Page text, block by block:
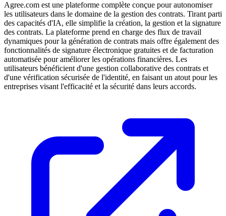
Agree.com est une plateforme complète conçue pour autonomiser
les utilisateurs dans le domaine de la gestion des contrats. Tirant parti
des capacités d'IA, elle simplifie la création, la gestion et la signature
des contrats. La plateforme prend en charge des flux de travail
dynamiques pour la génération de contrats mais offre également des
fonctionnalités de signature électronique gratuites et de facturation
automatisée pour améliorer les opérations financières. Les
utilisateurs bénéficient d'une gestion collaborative des contrats et
d'une vérification sécurisée de l'identité, en faisant un atout pour les
entreprises visant l'efficacité et la sécurité dans leurs accords.